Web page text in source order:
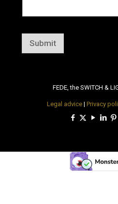
Submit
FEDE, the SWITCH &
Legal advice| Privacy